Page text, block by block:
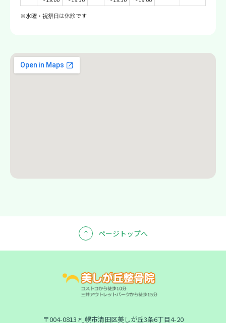
※水曜・祝祭日は休診です
↑ ページトップへ
〒004-0813 札幌市清田区美しが丘3条6丁目4-20